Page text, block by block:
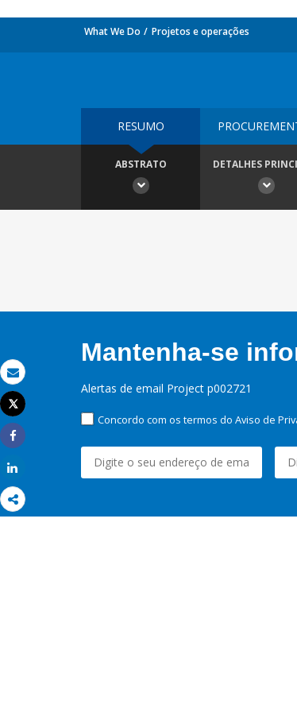
Email
Imprimir
Tweet
Share
What We Do Projetos e operações
RESUMO
ABSTRATO DETALHES
Mantenha-se
Alertas de email Project p002721
Concordo com os termos do Aviso de